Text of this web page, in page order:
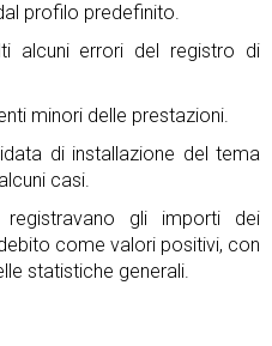
profilo predefinito.
alcuni errori del registro di
minori delle prestazioni.
di installazione del tema
casi.
registravano gli importi dei
come valori positivi, con
statistiche generali.